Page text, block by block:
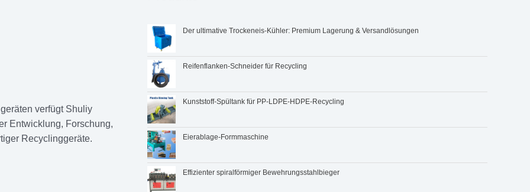
verfügt Shuliy
Entwicklung, Forschung,
Recyclinggeräte.
Der ultimative Trockeneis-Kühler: Premium Lagerung & Versandlösungen
Reifenflanken-Schneider für Recycling
Kunststoff-Spültank für PP-LDPE-HDPE-Recycling
Eierablage-Formmaschine
Effizienter spiralförmiger Bewehrungsstahlbieger